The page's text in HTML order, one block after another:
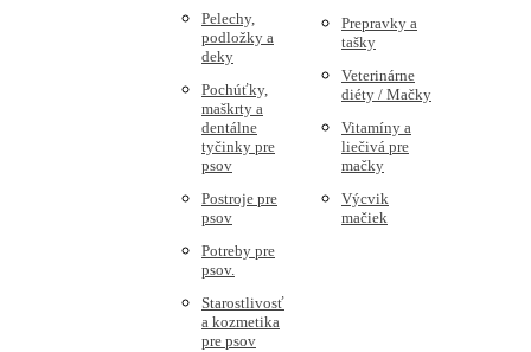
Pelechy,
podložky a
deky
Pochúťky,
maškrty a
dentálne
tyčinky pre
psov
Postroje pre
psov
Potreby pre
psov.
Starostlivosť
a kozmetika
pre psov
Prepravky a
tašky
Veterinárne
diéty / Mačky
Vitamíny a
liečivá pre
mačky
Výcvik
mačiek